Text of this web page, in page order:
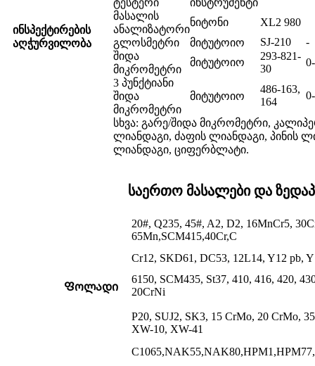
ინსპექტირების
აღჭურვილობა
მასალის
ანალიზატორი
ნიტონი
XL2 980
გლოსმეტრი
მიტუტოიო SJ-210
-
შიდა
მიკრომეტრი
მიტუტოიო
293-821-
30
3 პუნქტიანი
შიდა
მიკრომეტრი
მიტუტოიო
486-163,
164
სხვა: გარე/შიდა მიკრომეტრი,
ლიანდაგი, ძაფის ლიანდაგი, პინის
ლიანდაგი, ციფერბლატი.
საერთო მასალები და
Ფოლადი
20#, Q235, 45#, A2, D2, 16MnCr5,
65Mn,SCM415,40Cr,C
Cr12, SKD61, DC53, 12L14, Y12 pb,
6150, SCM435, St37, 410, 416, 420,
20CrNi
P20, SUJ2, SK3, 15 CrMo, 20 CrMo,
XW-10, XW-41